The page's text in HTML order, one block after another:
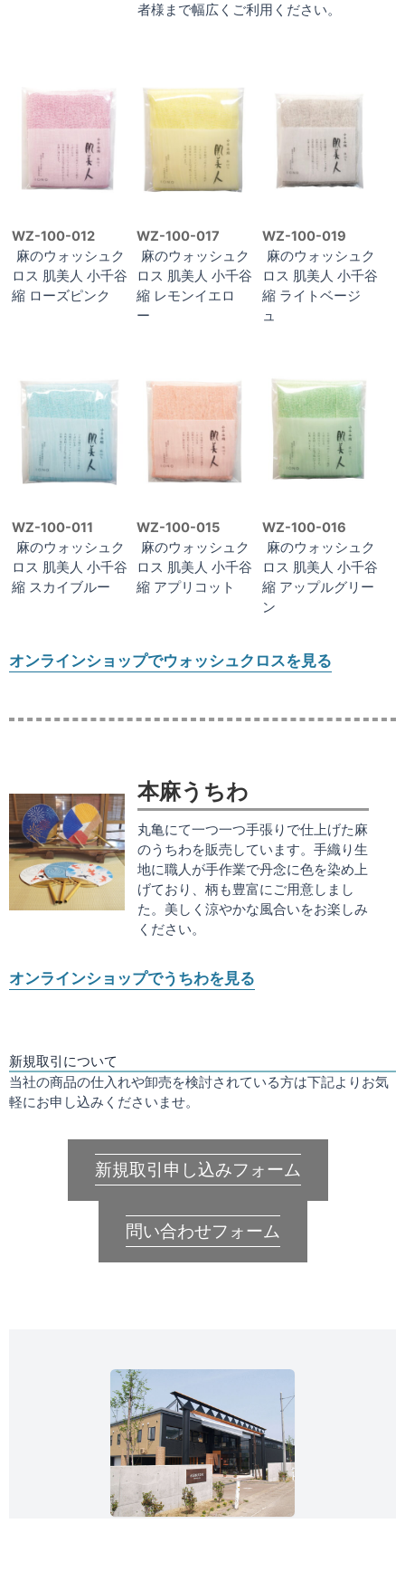
者様まで幅広くご利用ください。
WZ-100-012
麻のウォッシュク
ロス 肌美人 小千谷
縮 ローズピンク
WZ-100-017
麻のウォッシュク
ロス 肌美人 小千谷
縮 レモンイエロ
ー
WZ-100-019
麻のウォッシュク
ロス 肌美人 小千谷
縮 ライトベージ
ュ
WZ-100-011
麻のウォッシュク
ロス 肌美人 小千谷
縮 スカイブルー
WZ-100-015
麻のウォッシュク
ロス 肌美人 小千谷
縮 アプリコット
WZ-100-016
麻のウォッシュク
ロス 肌美人 小千谷
縮 アップルグリー
ン
オンラインショップでウォッシュクロスを見る
本麻うちわ
丸亀にて一つ一つ手張りで仕上げた麻
のうちわを販売しています。手織り生
地に職人が手作業で丹念に色を染め上
げており、柄も豊富にご用意しまし
た。美しく涼やかな風合いをお楽しみ
ください。
オンラインショップでうちわを見る
新規取引について
当社の商品の仕入れや卸売を検討されている方は下記よりお気
軽にお申し込みくださいませ。
新規取引申し込みフォーム
問い合わせフォーム